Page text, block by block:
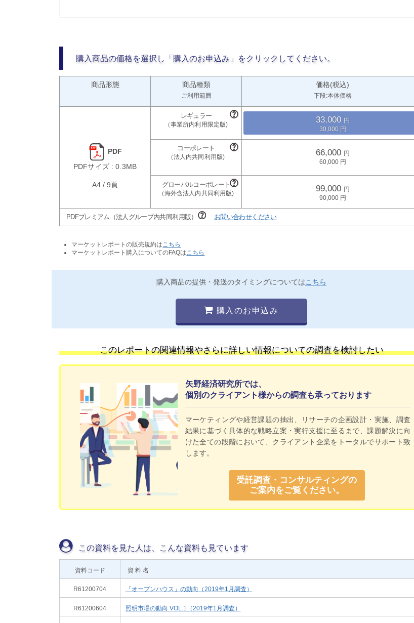
購入商品の価格を選択し「購入のお申込み」をクリックしてください。
商品形態 商品種類
ご利用範囲
価格(税込)
下段:本体価格
33,000
30,000
PDF
PDFサイズ : 0.3MB
66,000
60,000
A4 / 9頁 99,000
90,000
PDFプレミアム（法人グループ内共同利用版） お問い合わせください
マーケットレポートの販売規約は こちら
マーケットレポート購入についてのFAQは こちら
購入商品の提供・発送のタイミングについてはこちら
購入のお申込み
このレポートの関連情報やさらに詳しい情報についての調査を検討したい
矢野経済研究所では、
個別のクライアント様からの調査も承っております
マーケティングや経営課題の抽出、リサーチの企画設計・実施、調査
結果に基づく具体的な戦略立案・実行支援に至るまで、課題解決に向
けた全ての段階において、クライアント企業をトータルでサポート致
します。
受託調査・コンサルティングの
ご案内をご覧ください。
この資料を見た人は、こんな資料も見ています
資料コード 資 料 名
R61200704 「オープンハウス」の動向（2019年1月調査）
R61200604 照明市場の動向 VOL.1（2019年1月調査）